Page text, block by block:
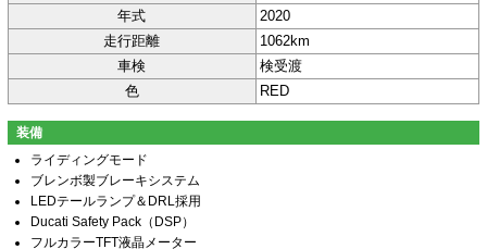
年式
2020
走行距離
1062km
車検
検受渡
色
RED
装備
ライディングモード
ブレンボ製ブレーキシステム
LEDテールランプ＆DRL採用
Ducati Safety Pack（DSP）
フルカラーTFT液晶メーター